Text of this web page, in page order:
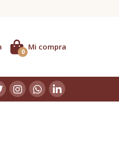
Mi compra
0